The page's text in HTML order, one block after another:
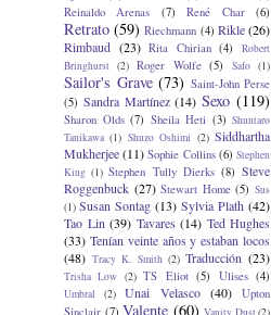
Reinaldo Arenas (7) René Char (6)
Retrato (59) Riechmann (4) Rikle (26)
Rimbaud (23) Rita Chirian (4)
Robert
Bringhurst (2) Roger Wolfe (5) Safo (1)
Sailor's Grave (73) Saint-John Perse
(5) Sandra Martínez (14) Sexo (119)
Sharon Olds (7) Sheila Heti (3) Shuntaro
Tanikawa (1) Shuzo Oshimi (2) Siddhartha
Mukherjee (11) Sophie Collins (6) Stephen
King (1) Stephen Tully Dierks (8) Steve
Roggenbuck (27) Stewart Home (5) Sus
(1) Susan Sontag (13) Sylvia Plath (42)
Tao Lin (39) Tavares (14) Ted Hughes
(33) Tenían veinte años y estaban locos
(48) Tracy K. Smith (2) Traducción (23)
Trisha Low (2) TS Eliot (5) Ulises (4)
Umbral (2) Unai Velasco (40)
Upton
Sinclair (7) Valente (60) Vanity Dust(2)